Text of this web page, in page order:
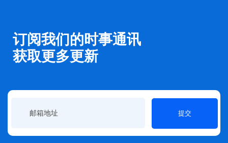
订阅我们的时事通讯
获取更多更新
提交